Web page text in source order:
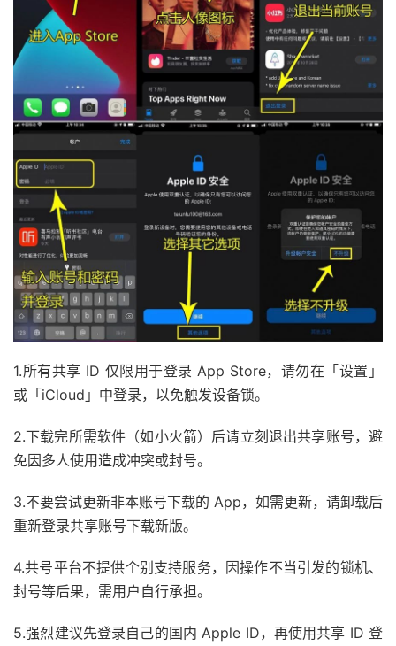
1.所有共享 ID 仅限用于登录 App Store，请勿在「设置」
或「iCloud」中登录，以免触发设备锁。
2.下载完所需软件（如小火箭）后请立刻退出共享账号，避
免因多人使用造成冲突或封号。
3.不要尝试更新非本账号下载的 App，如需更新，请卸载后
重新登录共享账号下载新版。
4.共号平台不提供个别支持服务，因操作不当引发的锁机、
封号等后果，需用户自行承担。
5.强烈建议先登录自己的国内 Apple ID，再使用共享 ID 登